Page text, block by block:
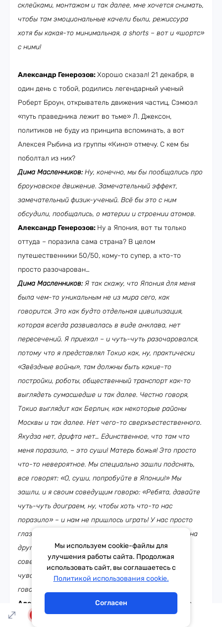
склейками, монтажом и так далее, мне хочется снимать,
чтобы там эмоциональные качели были, режиссура
хотя бы какая-то минимальная, а shorts – вот и «шортс»
с ними!
Александр Генерозов:Хорошо сказал! 21 декабря, в
один день с тобой, родились легендарный ученый
Роберт Броун, открыватель движения частиц, Сэмюэл
«путь праведника лежит во тьме» Л. Джексон,
политиков не буду из принципа вспоминать, а вот
Алексея Рыбина из группы «Кино» отмечу. С кем бы
поболтал из них?
Дима Масленников:Ну, конечно, мы бы пообщались про
броуновское движение. Замечательный эффект,
замечательный физик-ученый. Всё бы это с ним
обсудили, пообщались, о материи и строении атомов.
Александр Генерозов: Ну а Япония, вот ты только
оттуда – поразила сама страна? В целом
путешественники 50/50, кому-то супер, а кто-то
просто разочарован…
Дима Масленников:Я так скажу, что Япония для меня
была чем-то уникальным не из мира сего, как
говорится. Это как будто отдельная цивилизация,
которая всегда развивалась в виде анклава, нет
пересечений. Я приехал – и чуть-чуть разочаровался,
потому что я представлял Токио как, ну, практически
«Звёздные войны», там должны быть какие-то
постройки, роботы, общественный транспорт как-то
выглядеть сумасшедше и так далее. Честно говоря,
Токио выглядит как Берлин, как некоторые районы
Москвы и так далее. Нет чего-то сверхъестественного.
Якудза нет, дрифта нет… Единственное, что там что
меня поразило, – это суши! Матерь божья! Это просто
что-то невероятное. Мы специально зашли подснять,
все говорят: «О, суши, попробуйте в Японии!» Мы
зашли, и я своим соведущим говорю: «Ребята, давайте
чуть-чуть доиграем, ну, чтобы хоть что-то нас
поразило» – и нам не пришлось играть! У нас просто
глаза полезли на лоб, потому что я ем креветку – она
другая! Меня 27 лет обманывали и давали мне
совершенно другой вкус, другой совершенно! Вот
чувствуешь, с какими эмоциями я о рыбке стал
говорить, люблю рыбку – такая вот точка (смеётся)!
Александр Генерозов:Ты так динамично выдал это
всё! Ладно, ты скажи вот ты сын физика, ты сам
Тема дня Гороскоп
Мы используем cookie-файлы для
улучшения работы сайта. Продолжая
использовать сайт, вы соглашаетесь с
Политикой использования cookie.
Согласен